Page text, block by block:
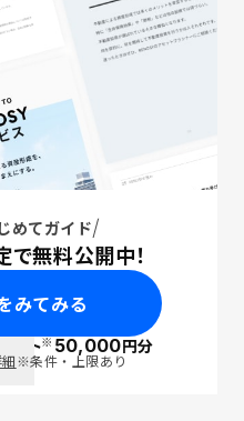
めてガイド
無料公開中！
みてみる
イント※50,000円分
※条件・上限あり